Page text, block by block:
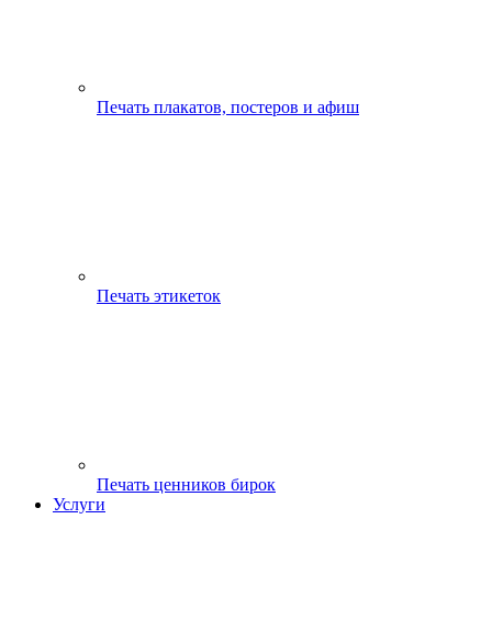
Печать плакатов, постеров и афиш
Печать этикеток
Печать ценников бирок
Услуги